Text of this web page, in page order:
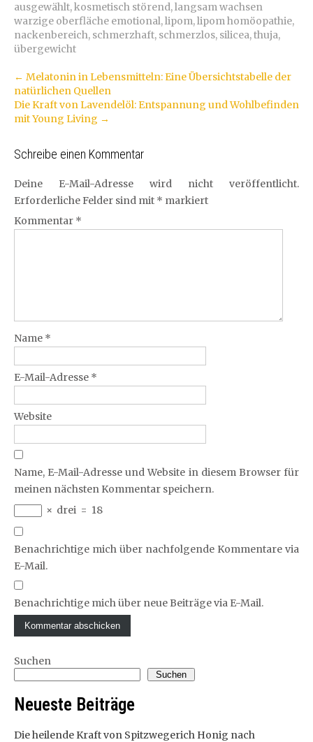
ausgewählt,kosmetisch störend,langsam wachsen
warzige oberfläche emotional,lipom,lipom homöopathie,
nackenbereich, schmerzhaft, schmerzlos, silicea,thuja,
übergewicht
Artikel-
Navigation
← Melatonin in Lebensmitteln: Eine Übersichtstabelle der
natürlichen Quellen
Die Kraft von Lavendelöl: Entspannung und Wohlbefinden
mit Young Living →
Schreibe einen Kommentar
Deine E-Mail-Adresse wird nicht veröffentlicht.
Erforderliche Felder sind mit * markiert
Kommentar *
Name *
E-Mail-Adresse *
Website
Name, E-Mail-Adresse und Website in diesem Browser für
meinen nächsten Kommentar speichern.
× drei = 18
Benachrichtige mich über nachfolgende Kommentare via
E-Mail.
Benachrichtige mich über neue Beiträge via E-Mail.
Suchen
Suchen
Neueste Beiträge
Die heilende Kraft von Spitzwegerich Honig nach